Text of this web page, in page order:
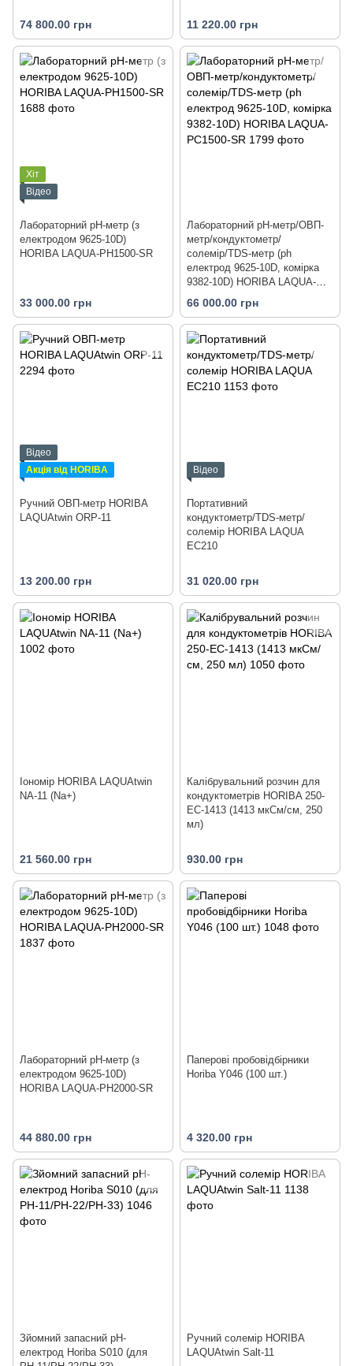
74 800.00 грн 11 220.00 грн
Хіт
Відео
Лабораторний pH-метр (з
електродом 9625-10D)
HORIBA LAQUA-PH1500-SR
33 000.00 грн
Лабораторний pH-метр/ОВП-
метр/кондуктометр/
солемір/TDS-метр (ph
електрод 9625‐10D, комірка
9382‐10D) HORIBA LAQUA-
PC1500-SR
66 000.00 грн
Відео
Акція від HORIBA
Ручний ОВП-метр HORIBA
LAQUAtwin ORP‐11
13 200.00 грн
Відео
Портативний
кондуктометр/TDS-метр/
солемір HORIBA LAQUA
EC210
31 020.00 грн
Іономір HORIBA LAQUAtwin
NA-11 (Na+)
21 560.00 грн
Калібрувальний розчин для
кондуктометрів HORIBA 250-
EC-1413 (1413 мкСм/см, 250
мл)
930.00 грн
Лабораторний pH-метр (з
електродом 9625-10D)
HORIBA LAQUA-PH2000-SR
44 880.00 грн
Паперові пробовідбірники
Horiba Y046 (100 шт.)
4 320.00 грн
Зйомний запасний pH-
електрод Horiba S010 (для
Ручний солемір HORIBA
LAQUAtwin Salt-11